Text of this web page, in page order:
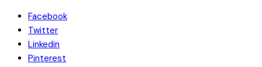
Facebook
Twitter
Linkedin
Pinterest